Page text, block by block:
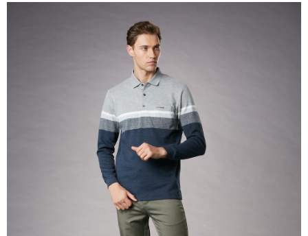
每筆NT$80，滿NT$1,500(含以上)免運費